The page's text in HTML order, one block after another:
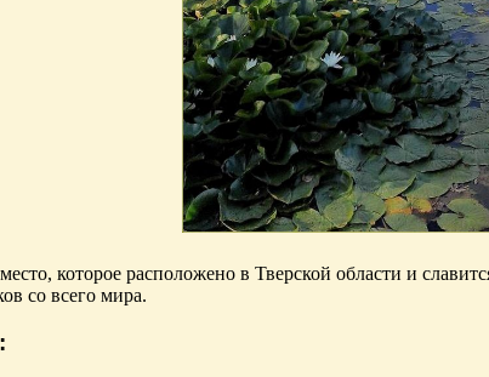
которое расположено в Тверской области и
со всего мира.